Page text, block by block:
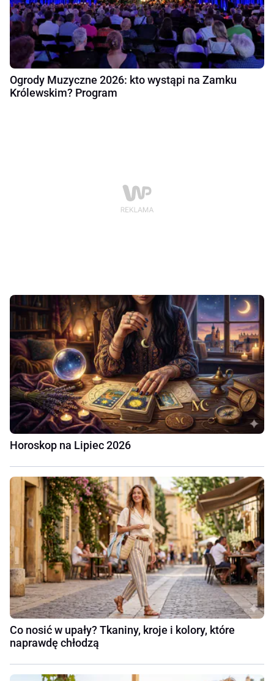
Ogrody Muzyczne 2026: kto wystąpi na Zamku
Królewskim? Program
Horoskop na Lipiec 2026
Co nosić w upały? Tkaniny, kroje i kolory, które
naprawdę chłodzą